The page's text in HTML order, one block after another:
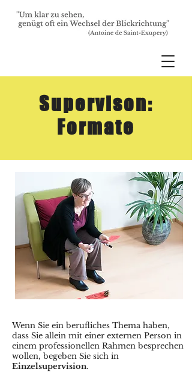
Wenn Sie ein berufliches Thema haben,
dass Sie allein mit einer externen Person in
einem professionellen Rahmen besprechen
wollen, begeben Sie sich in
Einzelsupervision.
Supervison:
Formate